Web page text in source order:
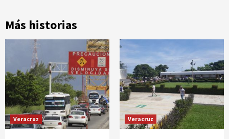
Más historias
Veracruz Veracruz